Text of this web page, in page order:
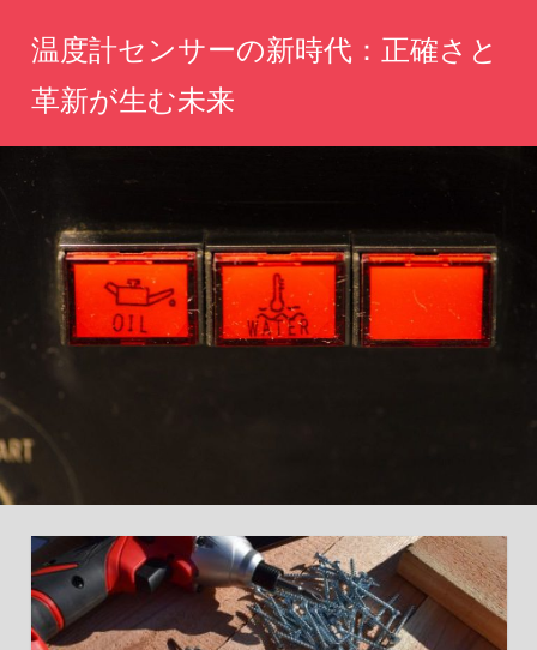
ツ
温度計センサーの新時代：正確さと
革新が生む未来
来
の
計
測
革
技
が
温
も
り